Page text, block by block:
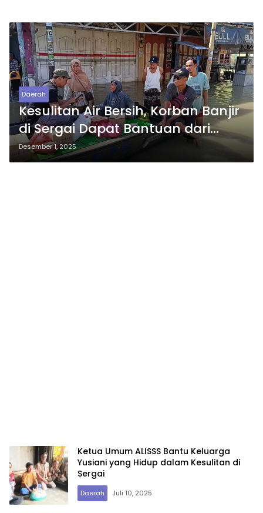
Daerah
Kesulitan Air Bersih, Korban Banjir
di Sergai Dapat Bantuan dari
Ketua SMSI
Desember 1, 2025
Ketua Umum ALISSS Bantu Keluarga
Yusiani yang Hidup dalam Kesulitan di
Sergai
Daerah Juli 10, 2025